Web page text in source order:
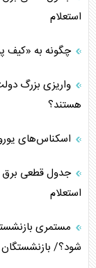
استعلام
چگونه به «کیف
واریزی بزرگ
هستند؟
اسکناس‌های
استعلام
مستمری
شود؟/ بازنشستگان